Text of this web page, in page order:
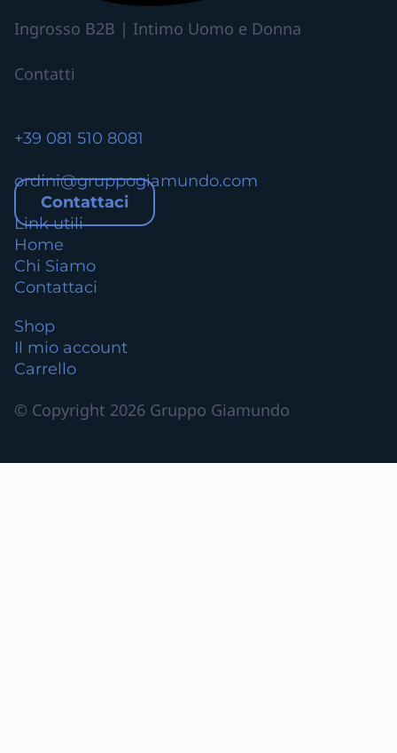
Ingrosso B2B | Intimo Uomo e Donna
Contatti
+39 081 510 8081
ordini@gruppogiamundo.com
Contattaci
Link utili
Home
Chi Siamo
Contattaci
Shop
Il mio account
Carrello
© Copyright 2026 Gruppo Giamundo